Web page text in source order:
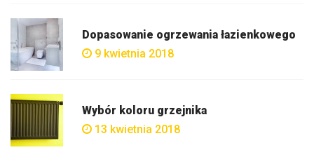
Dopasowanie ogrzewania łazienkowego
9 kwietnia 2018
Wybór koloru grzejnika
13 kwietnia 2018